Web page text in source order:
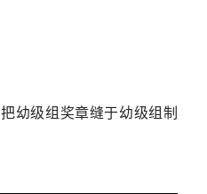
幼级组奖章缝于幼级组制